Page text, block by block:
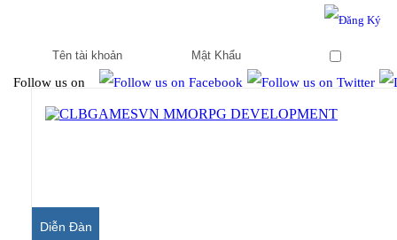
Follow us on
Diễn Đàn